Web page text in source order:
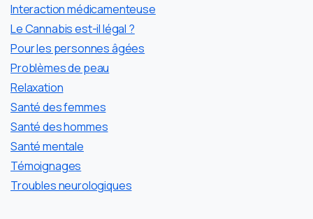
Interaction médicamenteuse
Le Cannabis est-il légal ?
Pour les personnes âgées
Problèmes de peau
Relaxation
Santé des femmes
Santé des hommes
Santé mentale
Témoignages
Troubles neurologiques